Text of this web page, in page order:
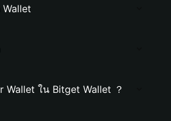
Wallet ใน Bitget Wallet ？